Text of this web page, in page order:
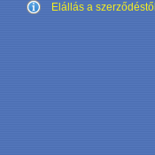
Elállás a szerződéstől